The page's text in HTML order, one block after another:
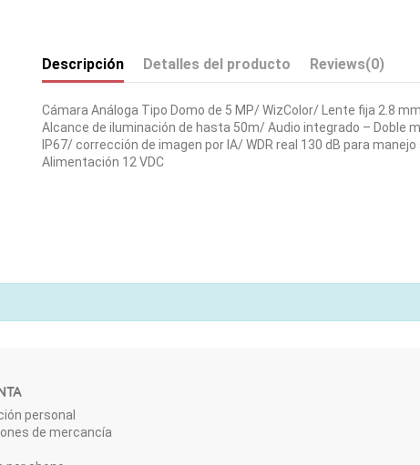
Descripción Detalles del producto Reviews(0)
Cámara Análoga Tipo Domo de 5 MP/ WizColor/ Lente fija 2.8
Alcance de iluminación de hasta 50m/ Audio integrado – Doble
IP67/ corrección de imagen por IA/ WDR real 130 dB para
Alimentación 12 VDC
personal
de mercancía